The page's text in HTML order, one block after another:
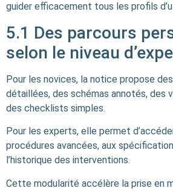
guider efficacement tous les profils
5.1 Des parcours
selon le niveau
Pour les novices, la notice propose
détaillées, des schémas annotés, des
des checklists simples.
Pour les experts, elle permet
procédures avancées, aux
l’historique des interventions.
Cette modularité accélère la prise en